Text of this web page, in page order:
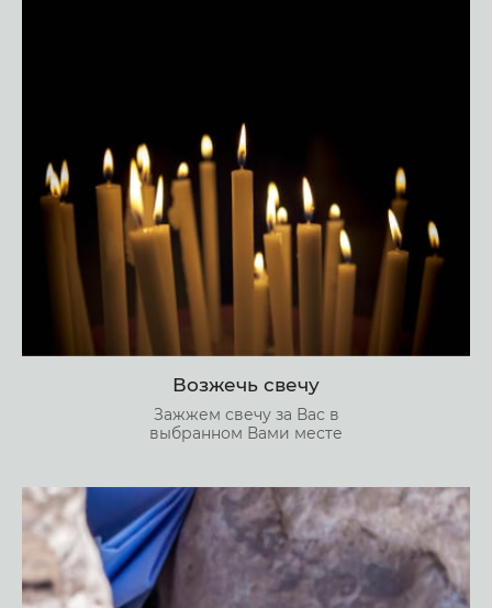
Возжечь свечу
Зажжем свечу за Вас в
выбранном Вами месте